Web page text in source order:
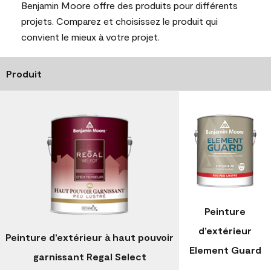
Benjamin Moore offre des produits pour différents
projets. Comparez et choisissez le produit qui
convient le mieux à votre projet.
Produit
Peinture d’extérieur à haut pouvoir
garnissant Regal Select
Peinture
d’extérieur
Element Guard